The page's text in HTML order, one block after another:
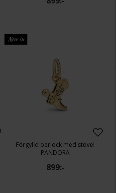
New in
Förgylld berlock med stövel
PANDORA
899:-